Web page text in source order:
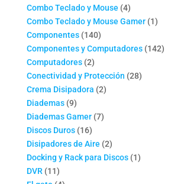
productos
Combo Teclado y Mouse 44
productos
Combo Teclado y Mouse Gamer 11
Componentes 140140
productos
Componentes y Computadores 142142
Computadores 22
productos
Conectividad y Protección 2828
Crema Disipadora 22
Diademas 99
productos
Diademas Gamer 77
Discos Duros 1616
productos
Disipadores de Aire 22
productos
Docking y Rack para Discos 11
DVR 1111